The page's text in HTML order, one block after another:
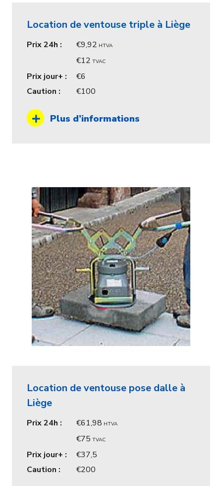
Location de ventouse triple à Liège
Prix 24h : 9,92 HTVA
12 TVAC
Prix jour+ :
6
Caution :
100
Plus d’informations
Location de ventouse pose dalle à
Liège
Prix 24h : 61,98 HTVA
75 TVAC
Prix jour+ :
37,5
Caution :
200